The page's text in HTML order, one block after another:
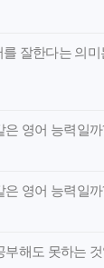
잘한다는 의
은 영어 능력일까
은 영어 능력일까
부해도 못하는